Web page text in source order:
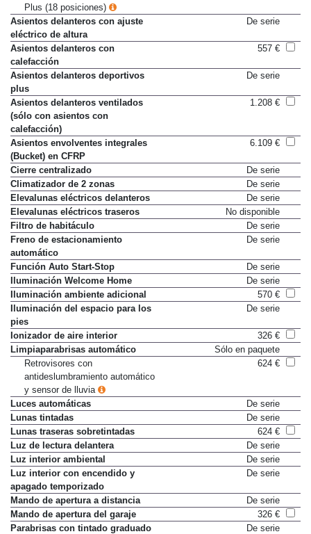
Plus (18 posiciones)
Asientos delanteros con ajuste
eléctrico de altura
De serie
Asientos delanteros con
calefacción
557 €
Asientos delanteros deportivos
plus
De serie
Asientos delanteros ventilados
(sólo con asientos con
calefacción)
1.208 €
Asientos envolventes integrales
(Bucket) en CFRP
6.109 €
Cierre centralizado
De serie
Climatizador de 2 zonas
De serie
Elevalunas eléctricos delanteros
De serie
Elevalunas eléctricos traseros
No disponible
Filtro de habitáculo
De serie
Freno de estacionamiento
automático
De serie
Función Auto Start-Stop
De serie
Iluminación Welcome Home
De serie
Iluminación ambiente adicional
570 €
Iluminación del espacio para los
pies
De serie
Ionizador de aire interior
326 €
Limpiaparabrisas automático
Sólo en paquete
Retrovisores con
antideslumbramiento automático
y sensor de lluvia
624 €
Luces automáticas
De serie
Lunas tintadas
De serie
Lunas traseras sobretintadas
624 €
Luz de lectura delantera
De serie
Luz interior ambiental
De serie
Luz interior con encendido y
apagado temporizado
De serie
Mando de apertura a distancia
De serie
Mando de apertura del garaje
326 €
Parabrisas con tintado graduado
De serie